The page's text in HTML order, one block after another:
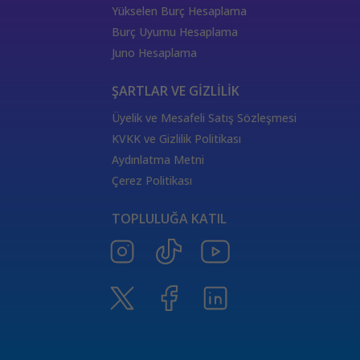
burçların elementleri
değişken
yükselen burçların özellikleri
Satürn Balık burcunda
ThetaHealing seansı
Tarot Destesi
Venüs burcu
Satürn burcu
Aşıklar Tarot Kartı
Güneş Tarot Sağlık Anlamı
Merkür Oğlak burcunda
Ay Tarot Sağlık Anlamı
Değnek Üçlüsü Anlamı
Denge kartı anlamı
Yükselen Burç Hesaplama
Burç Uyumu Hesaplama
Juno Hesaplama
ŞARTLAR VE GİZLİLİK
Üyelik ve Mesafeli Satış Sözleşmesi
KVKK ve Gizlilik Politikası
Aydınlatma Metni
Çerez Politikası
TOPLULUĞA KATIL